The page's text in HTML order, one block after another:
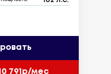
791р/мес